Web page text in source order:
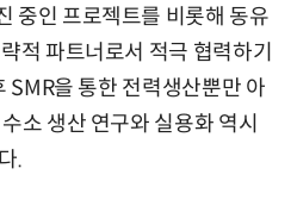
중인 프로젝트를 비롯해 동유
적 파트너로서 적극 협력하기
SMR을 통한 전력생산뿐만 아
소 생산 연구와 실용화 역시
.